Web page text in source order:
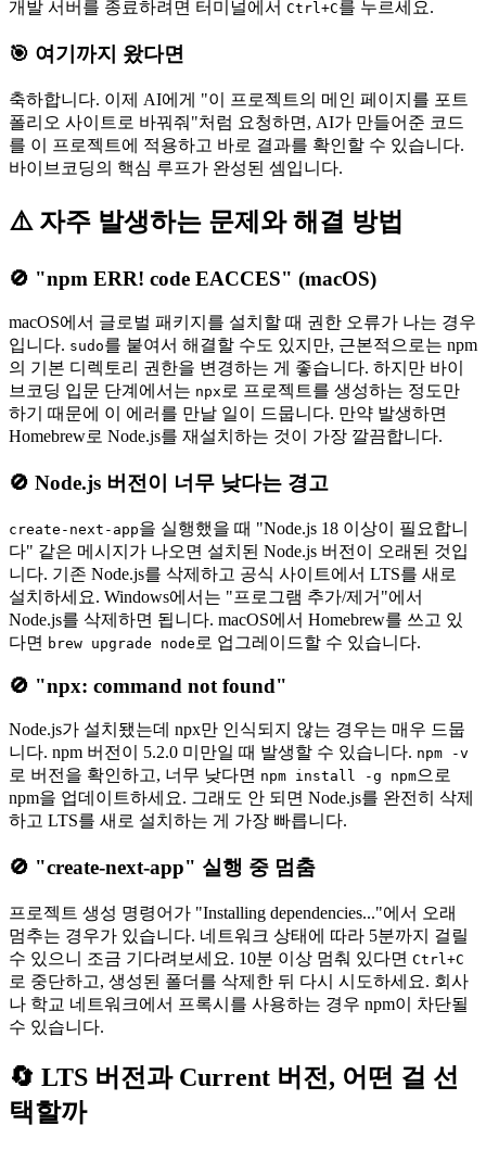
개발 서버를 종료하려면 터미널에서 Ctrl+C를 누르세요.
🎯 여기까지 왔다면
축하합니다. 이제 AI에게 "이 프로젝트의 메인 페이지를 포트
폴리오 사이트로 바꿔줘"처럼 요청하면, AI가 만들어준 코드
를 이 프로젝트에 적용하고 바로 결과를 확인할 수 있습니다.
바이브코딩의 핵심 루프가 완성된 셈입니다.
⚠️ 자주 발생하는 문제와 해결 방법
🚫 "npm ERR! code EACCES" (macOS)
macOS에서 글로벌 패키지를 설치할 때 권한 오류가 나는 경우
입니다. sudo를 붙여서 해결할 수도 있지만, 근본적으로는 npm
의 기본 디렉토리 권한을 변경하는 게 좋습니다. 하지만 바이
브코딩 입문 단계에서는 npx 로 프로젝트를 생성하는 정도만
하기 때문에 이 에러를 만날 일이 드뭅니다. 만약 발생하면
Homebrew로 Node.js를 재설치하는 것이 가장 깔끔합니다.
🚫 Node.js 버전이 너무 낮다는 경고
create-next-app을 실행했을 때 "Node.js 18 이상이 필요합니
다" 같은 메시지가 나오면 설치된 Node.js 버전이 오래된 것입
니다. 기존 Node.js를 삭제하고 공식 사이트에서 LTS를 새로
설치하세요. Windows에서는 "프로그램 추가/제거"에서
Node.js를 삭제하면 됩니다. macOS에서 Homebrew를 쓰고 있
다면 brew upgrade node 로 업그레이드할 수 있습니다.
🚫 "npx: command not found"
Node.js가 설치됐는데 npx만 인식되지 않는 경우는 매우 드뭅
니다. npm 버전이 5.2.0 미만일 때 발생할 수 있습니다. npm -v
로 버전을 확인하고, 너무 낮다면 npm install -g npm으로
npm을 업데이트하세요. 그래도 안 되면 Node.js를 완전히 삭제
하고 LTS를 새로 설치하는 게 가장 빠릅니다.
🚫 "create-next-app" 실행 중 멈춤
프로젝트 생성 명령어가 "Installing dependencies..."에서 오래
멈추는 경우가 있습니다. 네트워크 상태에 따라 5분까지 걸릴
수 있으니 조금 기다려보세요. 10분 이상 멈춰 있다면 Ctrl+C
로 중단하고, 생성된 폴더를 삭제한 뒤 다시 시도하세요. 회사
나 학교 네트워크에서 프록시를 사용하는 경우 npm이 차단될
수 있습니다.
🔄 LTS 버전과 Current 버전, 어떤 걸 선
택할까